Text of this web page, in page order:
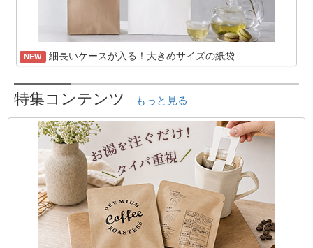
NEW 細長いケースが入る！大きめサイズの紙袋
特集コンテンツ もっと見る